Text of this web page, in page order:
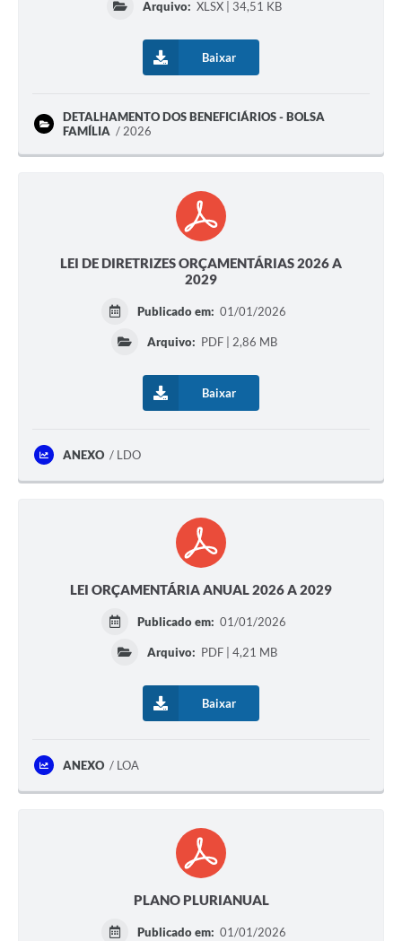
Arquivo: XLSX | 34,51 KB
Baixar
DETALHAMENTO DOS BENEFICIÁRIOS - BOLSA
FAMÍLIA
2026
LEI DE DIRETRIZES ORÇAMENTÁRIAS 2026 A
2029
Publicado em: 01/01/2026
Arquivo: PDF | 2,86 MB
Baixar
ANEXO LDO
LEI ORÇAMENTÁRIA ANUAL 2026 A 2029
Publicado em: 01/01/2026
Arquivo: PDF | 4,21 MB
Baixar
ANEXO LOA
PLANO PLURIANUAL
Publicado em: 01/01/2026